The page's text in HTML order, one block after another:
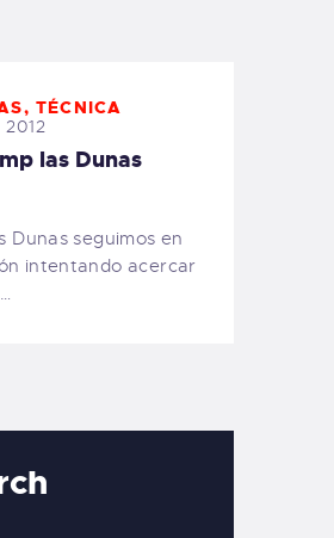
,TÉCNICA
las Dunas
Dunas seguimos en
intentando acercar